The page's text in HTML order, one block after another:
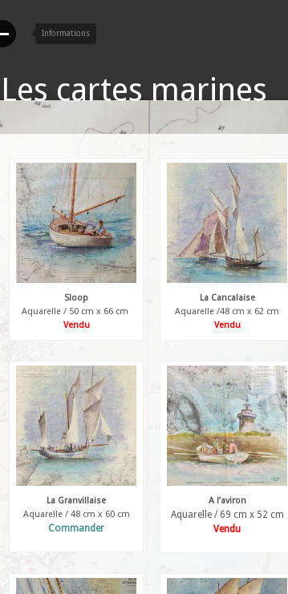
Les cartes marines
Sloop
Aquarelle / 50 cm x 66 cm
Vendu
La Cancalaise
Aquarelle /48 cm x 62 cm
Vendu
La Granvillaise
Aquarelle / 48 cm x 60 cm
Commander
A l’aviron
Aquarelle / 69 cm x 52 cm
Vendu